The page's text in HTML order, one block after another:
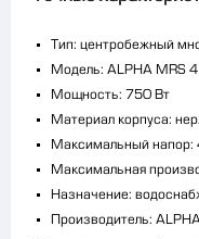
Тип: центробежный
Модель: ALPHA MRS 4
Мощность: 750 Вт
Материал корпуса:
Максимальный напор:
Максимальная
Назначение:
Производитель: